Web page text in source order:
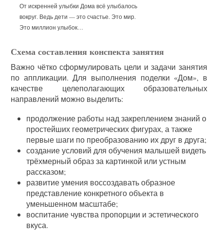
От искренней улыбки Дома всё улыбалось
вокруг. Ведь дети — это счастье. Это мир.
Это миллион улыбок…
Схема составления конспекта занятия
Важно чётко сформулировать цели и задачи занятия
по аппликации. Для выполнения поделки «Дом», в
качестве целеполагающих образовательных
направлений можно выделить:
продолжение работы над закреплением знаний о
простейших геометрических фигурах, а также
первые шаги по преобразованию их друг в друга;
создание условий для обучения малышей видеть
трёхмерный образ за картинкой или устным
рассказом;
развитие умения воссоздавать образное
представление конкретного объекта в
уменьшенном масштабе;
воспитание чувства пропорции и эстетического
вкуса.